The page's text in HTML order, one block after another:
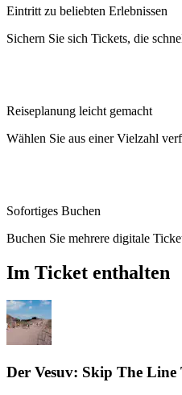
Eintritt zu beliebten Erlebnissen
Sichern Sie sich Tickets, die
Reiseplanung leicht gemacht
Wählen Sie aus einer Vielzahl
Sofortiges Buchen
Buchen Sie mehrere digitale
Im Ticket enthalten
Der Vesuv: Skip The